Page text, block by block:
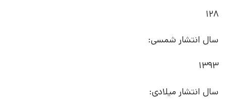
128
سال انتشار شمسی:
1393
سال انتشار میلادی: